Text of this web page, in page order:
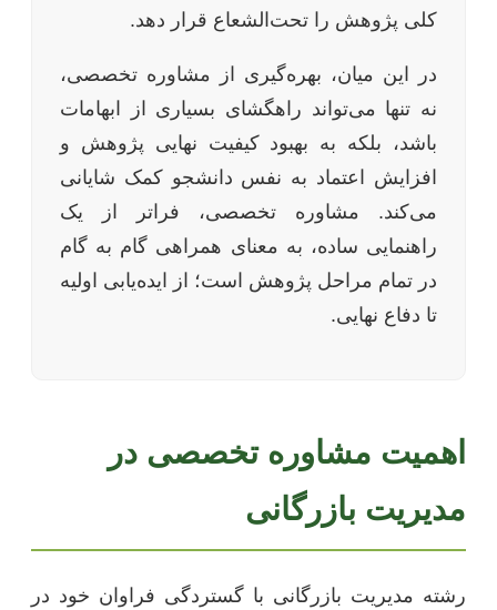
کلی پژوهش را تحت‌الشعاع قرار دهد.
در این میان، بهره‌گیری از مشاوره تخصصی،
نه تنها می‌تواند راهگشای بسیاری از ابهامات
باشد، بلکه به بهبود کیفیت نهایی پژوهش و
افزایش اعتماد به نفس دانشجو کمک شایانی
می‌کند. مشاوره تخصصی، فراتر از یک
راهنمایی ساده، به معنای همراهی گام به گام
در تمام مراحل پژوهش است؛ از ایده‌یابی اولیه
تا دفاع نهایی.
اهمیت مشاوره تخصصی در
مدیریت بازرگانی
رشته مدیریت بازرگانی با گستردگی فراوان خود در